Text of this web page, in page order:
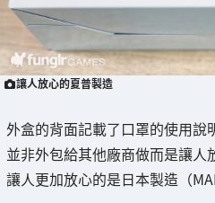
讓人放心的夏普製造
外盒的背面記載了口罩的使用說
並非外包給其他廠商做而是讓人
讓人更加放心的是日本製造（